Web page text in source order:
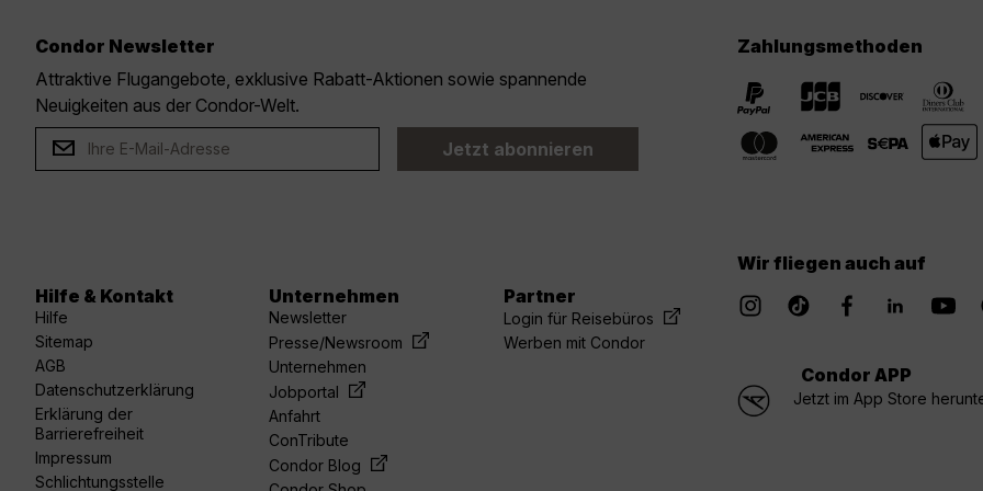
Condor Newsletter
Attraktive Flugangebote, exklusive Rabatt-Aktionen sowie spannende
Neuigkeiten aus der Condor-Welt.
Jetzt abonnieren
Zahlungsmethoden
Hilfe & Kontakt
Hilfe
Sitemap
AGB
Datenschutzerklärung
Erklärung der
Barrierefreiheit
Impressum
Schlichtungsstelle
Unternehmen
Newsletter
Presse/Newsroom
Unternehmen
Jobportal
Anfahrt
ConTribute
Condor Blog
Partner
Login für Reisebüros
Werben mit Condor
Wir fliegen auch auf
Condor APP
Jetzt im App Store